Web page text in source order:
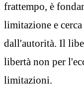
frattempo, è
limitazione e
dall'autorità. Il
libertà non per
limitazioni.